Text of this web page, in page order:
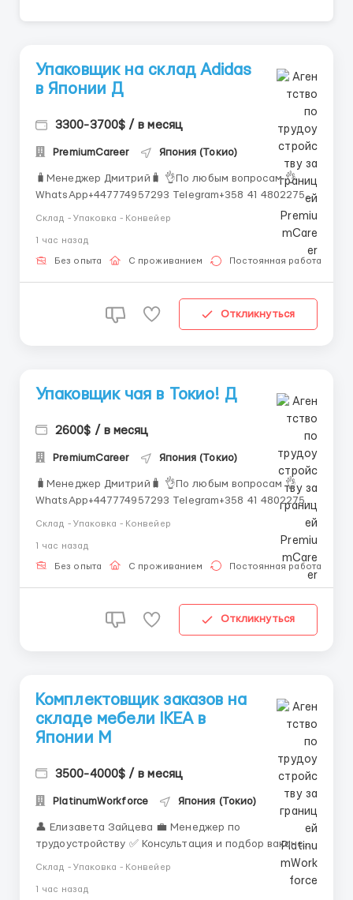
Упаковщик на склад Adidas
в Японии Д
3300-3700$ / в месяц
PremiumCareer Япония (Токио)
🧳Менеджер Дмитрий🧳 👌По любым вопросам 👌
WhatsApp+447774957293 Telegram+358 41 4802275
Адрес: Adidas Distribution Center, 2-1-3 Umeda, Kita-
ku, Osaka, 530-0001, Japan Описани...
Склад - Упаковка - Конвейер
1 час назад
Без опыта С проживанием Постоянная работа
Откликнуться
Упаковщик чая в Токио! Д
2600$ / в месяц
PremiumCareer Япония (Токио)
🧳Менеджер Дмитрий🧳 👌По любым вопросам 👌
WhatsApp+447774957293 Telegram+358 41 4802275
-график 5/2, но возможны переработки; -только
официальное трудоустройство по рабочей визе
Склад - Упаковка - Конвейер
1 час назад
Без опыта С проживанием Постоянная работа
Откликнуться
Комплектовщик заказов на
складе мебели IKEA в
Японии M
3500-4000$ / в месяц
PlatinumWorkforce Япония (Токио)
👤 Елизавета Зайцева 💼 Менеджер по
трудоустройству ✅ Консультация и подбор вакансий
за границей ✅ Сопровождение на всех этапах
работодателями 📲 Связь: WhatsApp / Telegram: +44
Склад - Упаковка - Конвейер
1 час назад